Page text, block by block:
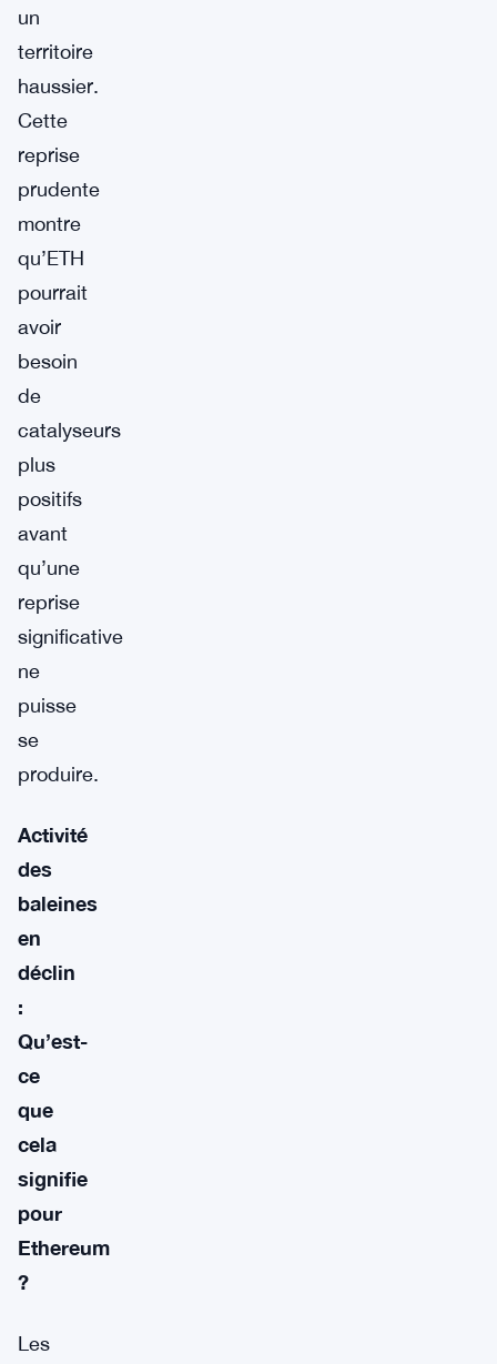
un
territoire
haussier.
Cette
reprise
prudente
montre
qu’ETH
pourrait
avoir
besoin
de
catalyseurs
plus
positifs
avant
qu’une
reprise
significative
ne
puisse
se
produire.
Activité
des
baleines
en
déclin
:
Qu’est-
ce
que
cela
signifie
pour
Ethereum
?
Les